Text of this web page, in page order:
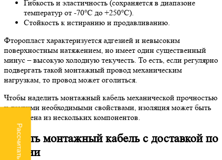
Гибкость и эластичность (сохраняется в диапазоне
температур от -70°С до +250°С).
Стойкость к истиранию и продавливанию.
Фторопласт характеризуется адгезией и невысоким
поверхностным натяжением, но имеет один существенный
минус – высокую холодную текучесть. То есть, если регулярно
подвергать такой монтажный провод механическим
нагрузкам, то провод может оголиться.
Чтобы наделить монтажный кабель механической прочностью
и другими необходимыми свойствами, изоляция может быть
выполнена из нескольких компонентов.
Купить монтажный кабель с доставкой по
России